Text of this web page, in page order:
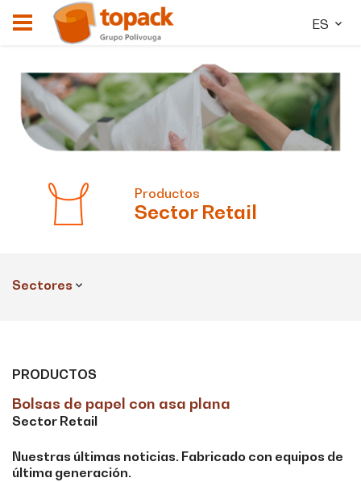
ES
Productos
Sector Retail
Sectores
PRODUCTOS
Bolsas de papel con asa plana
Sector Retail
Nuestras últimas noticias. Fabricado con equipos de
última generación.